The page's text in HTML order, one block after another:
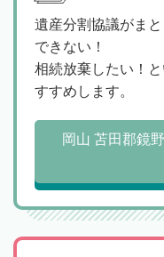
遺産分割協議がま
できない！
相続放棄したい！
すすめします。
岡山 苫田郡鏡